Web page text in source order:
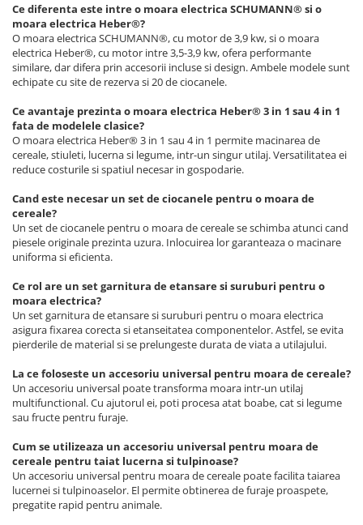
Ce diferenta este intre o moara electrica SCHUMANN® si o
moara electrica Heber®?
O moara electrica SCHUMANN®, cu motor de 3,9 kw, si o moara
electrica Heber®, cu motor intre 3,5-3,9 kw, ofera performante
similare, dar difera prin accesorii incluse si design. Ambele modele sunt
echipate cu site de rezerva si 20 de ciocanele.
Ce avantaje prezinta o moara electrica Heber® 3 in 1 sau 4 in 1
fata de modelele clasice?
O moara electrica Heber® 3 in 1 sau 4 in 1 permite macinarea de
cereale, stiuleti, lucerna si legume, intr-un singur utilaj. Versatilitatea ei
reduce costurile si spatiul necesar in gospodarie.
Cand este necesar un set de ciocanele pentru o moara de
cereale?
Un set de ciocanele pentru o moara de cereale se schimba atunci cand
piesele originale prezinta uzura. Inlocuirea lor garanteaza o macinare
uniforma si eficienta.
Ce rol are un set garnitura de etansare si suruburi pentru o
moara electrica?
Un set garnitura de etansare si suruburi pentru o moara electrica
asigura fixarea corecta si etanseitatea componentelor. Astfel, se evita
pierderile de material si se prelungeste durata de viata a utilajului.
La ce foloseste un accesoriu universal pentru moara de cereale?
Un accesoriu universal poate transforma moara intr-un utilaj
multifunctional. Cu ajutorul ei, poti procesa atat boabe, cat si legume
sau fructe pentru furaje.
Cum se utilizeaza un accesoriu universal pentru moara de
cereale pentru taiat lucerna si tulpinoase?
Un accesoriu universal pentru moara de cereale poate facilita taiarea
lucernei si tulpinoaselor. El permite obtinerea de furaje proaspete,
pregatite rapid pentru animale.